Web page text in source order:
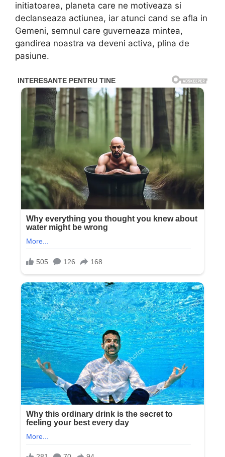
initiatoarea, planeta care ne motiveaza si
declanseaza actiunea, iar atunci cand se afla in
Gemeni, semnul care guverneaza mintea,
gandirea noastra va deveni activa, plina de
pasiune.